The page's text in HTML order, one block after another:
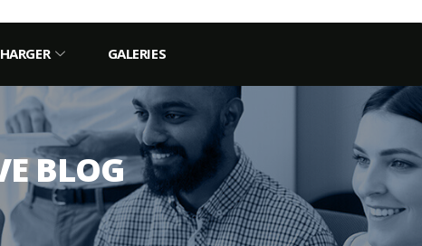
GALERIES
BLOG